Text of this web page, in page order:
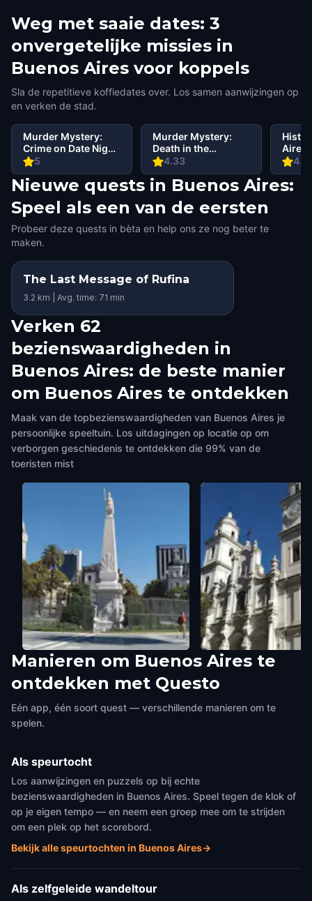
Weg met saaie dates: 3
onvergetelijke missies in
Buenos Aires voor koppels
Sla de repetitieve koffiedates over. Los samen aanwijzingen op
en verken de stad.
5
Murder Mystery:
Crime on Date Night
in Buenos Aires
4.33
Murder Mystery:
Death in the
Shadows in
Palermo, Buenos
Aires
4.17
Aires
Nieuwe quests in Buenos Aires:
Speel als een van de eersten
Probeer deze quests in bèta en help ons ze nog beter te
maken.
The Last Message of Rufina
3.2 km | Avg. time: 71 min
Verken 62
bezienswaardigheden in
Buenos Aires: de beste manier
om Buenos Aires te ontdekken
Maak van de topbezienswaardigheden van Buenos Aires je
persoonlijke speeltuin. Los uitdagingen op locatie op om
verborgen geschiedenis te ontdekken die 99% van de
toeristen mist
La Piramide de Mayo
Buenos Aires,Argentina
San Ignacio de Loyola
Church/Manzana de
Manieren om Buenos Aires te
ontdekken met Questo
Eén app, één soort quest — verschillende manieren om te
spelen.
Als speurtocht
Los aanwijzingen en puzzels op bij echte
bezienswaardigheden in Buenos Aires. Speel tegen de klok of
op je eigen tempo — en neem een groep mee om te strijden
om een plek op het scorebord.
Bekijk alle speurtochten in Buenos Aires→
Als zelfgeleide wandeltour